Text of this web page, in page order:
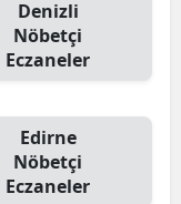
Denizli
Nöbetçi
Eczaneler
Edirne
Nöbetçi
Eczaneler